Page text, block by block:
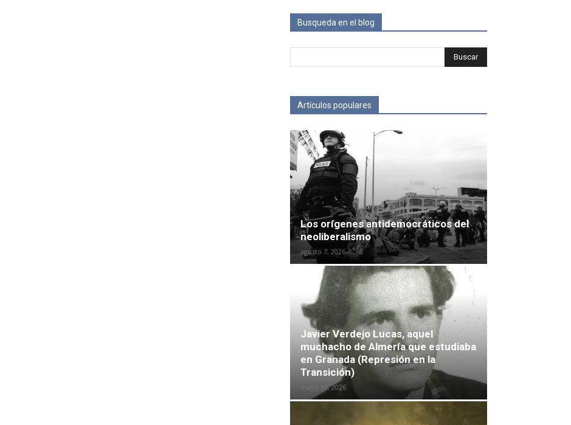
Busqueda en el blog
Artículos populares
Los orígenes antidemocráticos del
neoliberalismo
agosto 7, 2026
Javier Verdejo Lucas, aquel
muchacho de Almería que estudiaba
en Granada (Represión en la
Transición)
mayo 16, 2026